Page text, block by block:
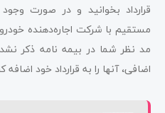
قرارداد بخوانید و در صورت
مستقیم با شرکت اجاره‌دهنده
مد نظر شما در بیمه نامه ذکر
اضافی، آنها را به قرارداد خود اضافه